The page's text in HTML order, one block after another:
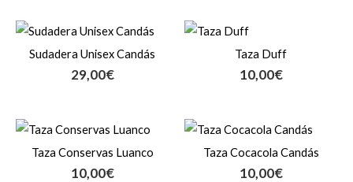
Sudadera Unisex Candás
29,00€
Taza Duff
10,00€
Taza Conservas Luanco
10,00€
Taza Cocacola Candás
10,00€